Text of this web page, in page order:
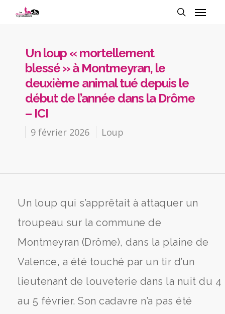
Un loup « mortellement
blessé » à Montmeyran, le
deuxième animal tué depuis le
début de l’année dans la Drôme
– ICI
9 février 2026 Loup
Un loup qui s’apprêtait à attaquer un
troupeau sur la commune de
Montmeyran (Drôme), dans la plaine de
Valence, a été touché par un tir d’un
lieutenant de louveterie dans la nuit du 4
au 5 février. Son cadavre n’a pas été